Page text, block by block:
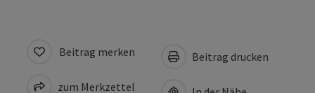
Beitrag merken
zum Merkzettel
Beitrag drucken